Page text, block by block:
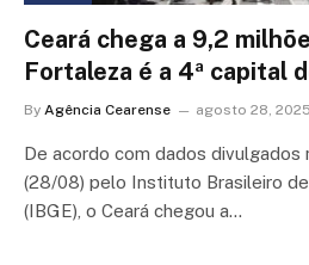
Ceará chega a 9,2
Fortaleza é a 4ª capital
By Agência Cearense agosto 28, 2025
De acordo com dados divulgados
(28/08) pelo Instituto Brasileiro
(IBGE), o Ceará chegou a…